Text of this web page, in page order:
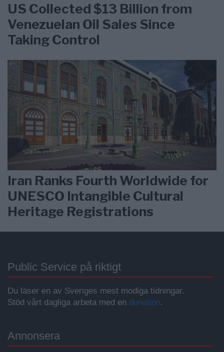
US Collected $13 Billion from
Venezuelan Oil Sales Since
Taking Control
Iran Ranks Fourth Worldwide for
UNESCO Intangible Cultural
Heritage Registrations
Public Service på riktigt
Du läser en av Sveriges mest modiga tidningar.
Stöd vårt dagliga arbeta med en donation.
Annonsera